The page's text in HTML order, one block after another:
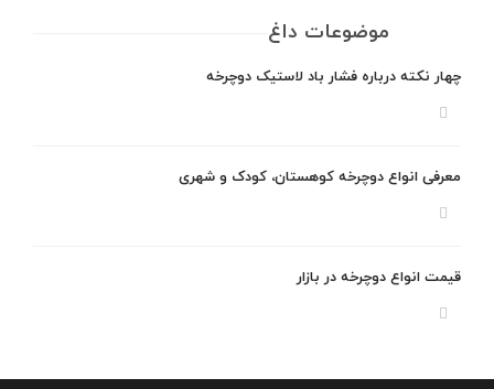
موضوعات داغ
چهار نکته درباره فشار باد لاستیک دوچرخه
معرفی انواع دوچرخه کوهستان، کودک و شهری
قیمت انواع دوچرخه در بازار